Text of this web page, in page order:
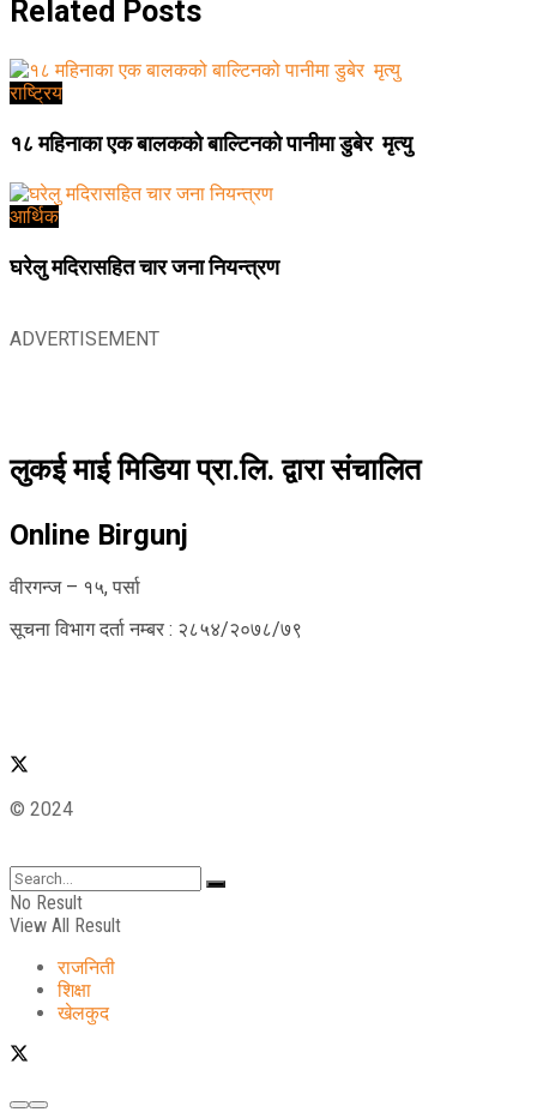
Related Posts
राष्ट्रिय
१८ महिनाका एक बालकको बाल्टिनको पानीमा डुबेर मृत्यु
आर्थिक
घरेलु मदिरासहित चार जना नियन्त्रण
ADVERTISEMENT
लुकई माई मिडिया प्रा.लि. द्वारा संचालित
Online Birgunj
वीरगन्ज – १५, पर्सा
सूचना विभाग दर्ता नम्बर : २८५४/२०७८/७९
© 2024
No Result
View All Result
राजनिती
शिक्षा
खेलकुद